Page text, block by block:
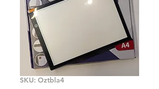
SKU: Oztbla4